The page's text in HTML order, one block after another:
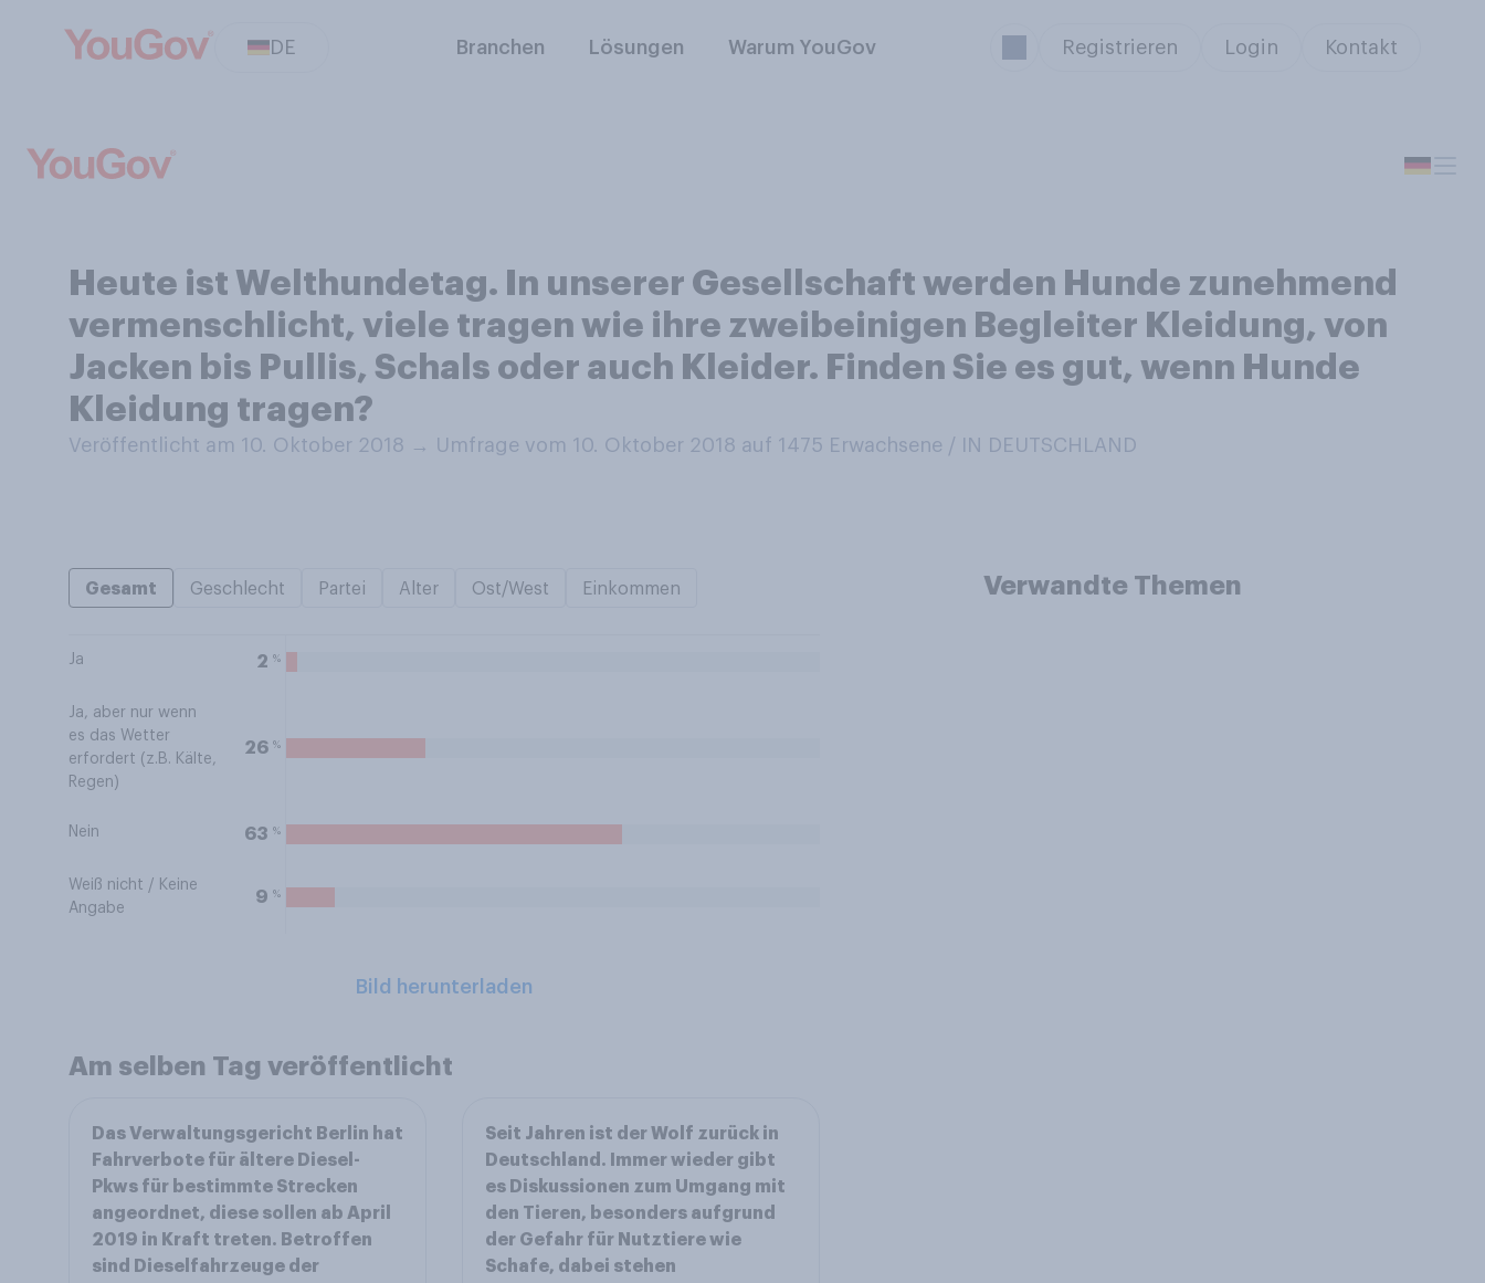
DE Branchen Lösungen Warum YouGov Registrieren Login Kontakt
Heute ist Welthundetag. In unserer Gesellschaft werden Hunde zunehmend
vermenschlicht, viele tragen wie ihre zweibeinigen Begleiter Kleidung, von
Jacken bis Pullis, Schals oder auch Kleider. Finden Sie es gut, wenn Hunde
Kleidung tragen?
Veröffentlicht am 10. Oktober 2018 → Umfrage vom 10. Oktober 2018 auf 1475 Erwachsene / IN DEUTSCHLAND
Gesamt Geschlecht Partei Alter Ost/West Einkommen
Ja 2 %
Ja, aber nur wenn
es das Wetter
erfordert (z.B. Kälte,
Regen)
26 %
Nein 63 %
Weiß nicht / Keine
Angabe
9 %
Bild herunterladen
Verwandte Themen
Am selben Tag veröffentlicht
Das Verwaltungsgericht Berlin hat
Fahrverbote für ältere Diesel-
Pkws für bestimmte Strecken
angeordnet, diese sollen ab April
2019 in Kraft treten. Betroffen
sind Dieselfahrzeuge der
Seit Jahren ist der Wolf zurück in
Deutschland. Immer wieder gibt
es Diskussionen zum Umgang mit
den Tieren, besonders aufgrund
der Gefahr für Nutztiere wie
Schafe, dabei stehen